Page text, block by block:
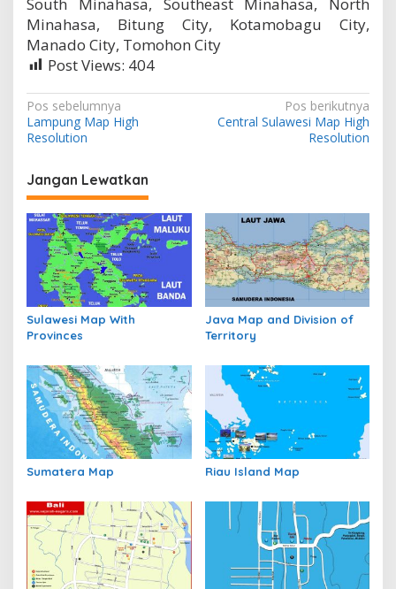
Minahasa, Bitung City, Kotamobagu City,
Manado City, Tomohon City
Post Views: 404
N
a
i
g
a
p
o
s
Pos sebelumnya
Lampung Map High
Resolution
Pos berikutnya
Central Sulawesi Map High
Resolution
Jangan Lewatkan
Sulawesi Map With
Provinces
Java Map and Division of
Territory
Sumatera Map Riau Island Map